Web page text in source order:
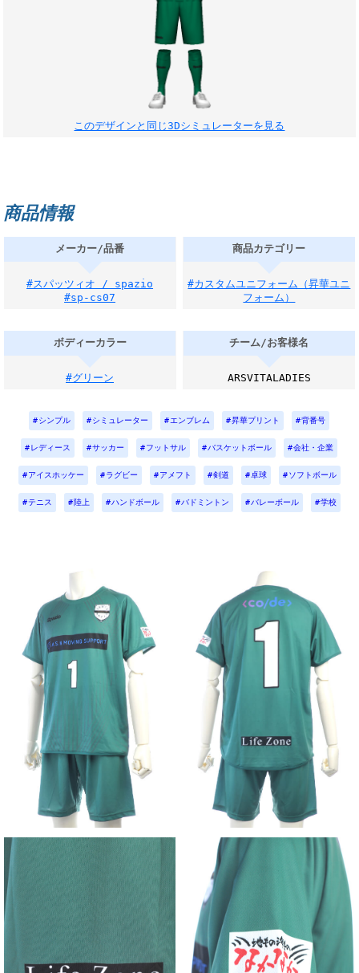
このデザインと同じ3Dシミュレーターを見る
商品情報
メーカー/品番
#スパッツィオ / spazio
#sp-cs07
商品カテゴリー
#カスタムユニフォーム（昇華ユニ
フォーム）
ボディーカラー
#グリーン
チーム/お客様名
ARSVITALADIES
シンプル シミュレーター エンブレム 昇華プリント 背番号
レディース サッカー フットサル バスケットボール 会社・企業
アイスホッケー ラグビー アメフト 剣道 卓球 ソフトボール
テニス 陸上 ハンドボール バドミントン バレーボール 学校